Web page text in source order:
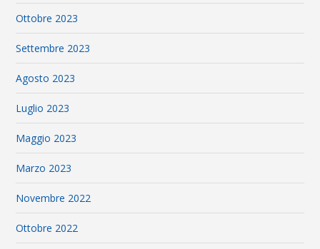
Ottobre 2023
Settembre 2023
Agosto 2023
Luglio 2023
Maggio 2023
Marzo 2023
Novembre 2022
Ottobre 2022